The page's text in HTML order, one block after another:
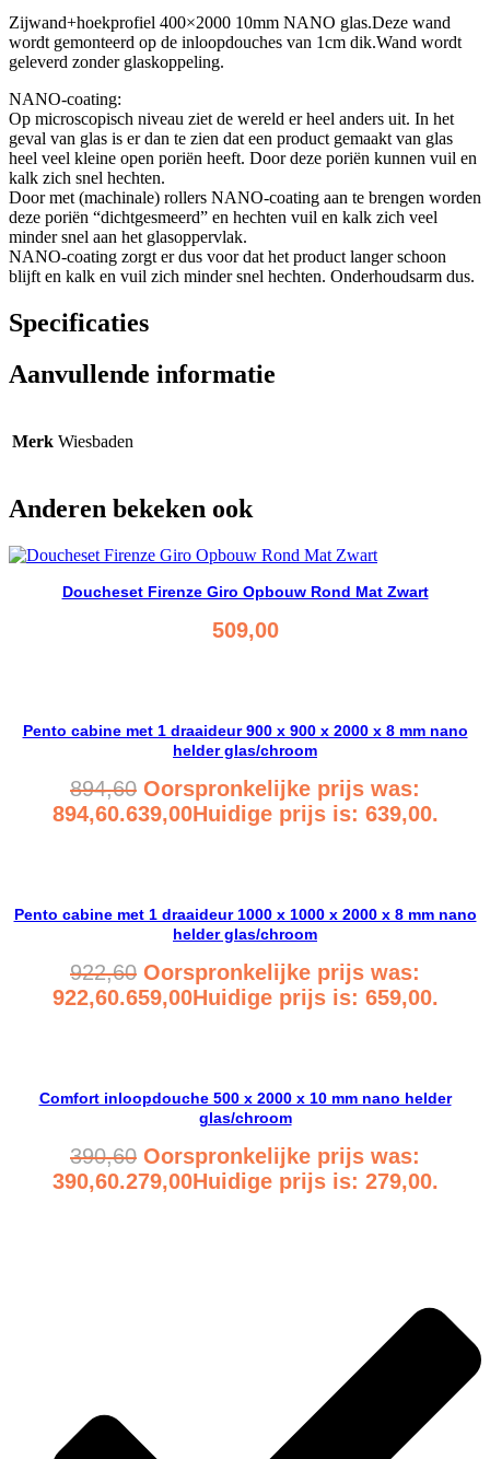
Zijwand+hoekprofiel 400×2000 10mm NANO glas.Deze wand
wordt gemonteerd op de inloopdouches van 1cm dik.Wand wordt
geleverd zonder glaskoppeling.
NANO-coating:
Op microscopisch niveau ziet de wereld er heel anders uit. In het
geval van glas is er dan te zien dat een product gemaakt van glas
heel veel kleine open poriën heeft. Door deze poriën kunnen vuil en
kalk zich snel hechten.
Door met (machinale) rollers NANO-coating aan te brengen worden
deze poriën “dichtgesmeerd” en hechten vuil en kalk zich veel
minder snel aan het glasoppervlak.
NANO-coating zorgt er dus voor dat het product langer schoon
blijft en kalk en vuil zich minder snel hechten. Onderhoudsarm dus.
Specificaties
Aanvullende informatie
Merk Wiesbaden
Anderen bekeken ook
Doucheset Firenze Giro Opbouw Rond Mat Zwart
509,00
Pento cabine met 1 draaideur 900 x 900 x 2000 x 8 mm nano
helder glas/chroom
894,60 Oorspronkelijke prijs was:
894,60.639,00Huidige prijs is: 639,00.
Pento cabine met 1 draaideur 1000 x 1000 x 2000 x 8 mm nano
helder glas/chroom
922,60 Oorspronkelijke prijs was:
922,60.659,00Huidige prijs is: 659,00.
Comfort inloopdouche 500 x 2000 x 10 mm nano helder
glas/chroom
390,60 Oorspronkelijke prijs was:
390,60.279,00Huidige prijs is: 279,00.